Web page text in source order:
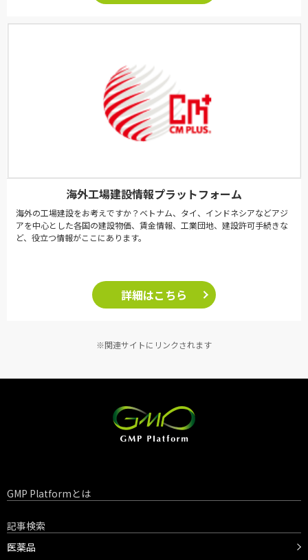
海外工場建設情報プラットフォーム
海外の工場建設をお考えですか？ベトナム、タイ、インドネシアなどアジ
アを中心とした各国の建設物価、賃金情報、工業団地、建設許可手続きな
ど、役立つ情報がここにあります。
詳細はこちら
※関連サイトにリンクされます
GMP Platformとは
記事検索
医薬品